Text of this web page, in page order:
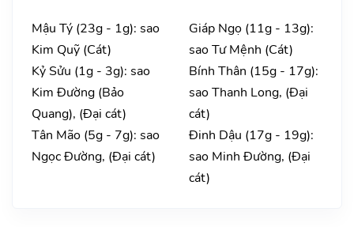
Mậu Tý (23g - 1g): sao
Kim Quỹ (Cát)
Kỷ Sửu (1g - 3g): sao
Kim Đường (Bảo
Quang), (Đại cát)
Tân Mão (5g - 7g): sao
Ngọc Đường, (Đại cát)
Giáp Ngọ (11g - 13g):
sao Tư Mệnh (Cát)
Bính Thân (15g - 17g):
sao Thanh Long, (Đại
cát)
Đinh Dậu (17g - 19g):
sao Minh Đường, (Đại
cát)